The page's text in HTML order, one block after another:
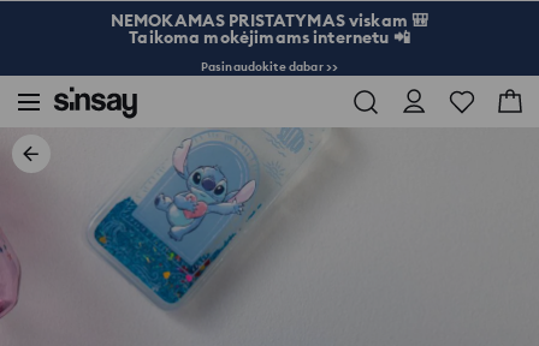
NEMOKAMAS PRISTATYMAS viskam 🎒
Taikoma mokėjimams internetu 📲
Pasinaudokite dabar >>